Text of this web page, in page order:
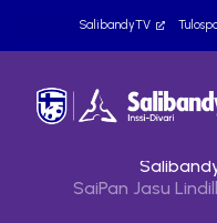
SalibandyTV
SaiPan Jasu